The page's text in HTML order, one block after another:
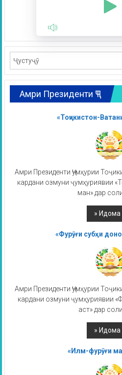
Амри Президенти ҶТ
«Тоҷикистон-
Амри Президенти Ҷумҳурии
кардани озмуни ҷумҳуриявии
ман» дар
«Фурӯғи субҳи
Амри Президенти Ҷумҳурии
кардани озмуни ҷумҳуриявии
аст» дар
«Илм-фурӯғи